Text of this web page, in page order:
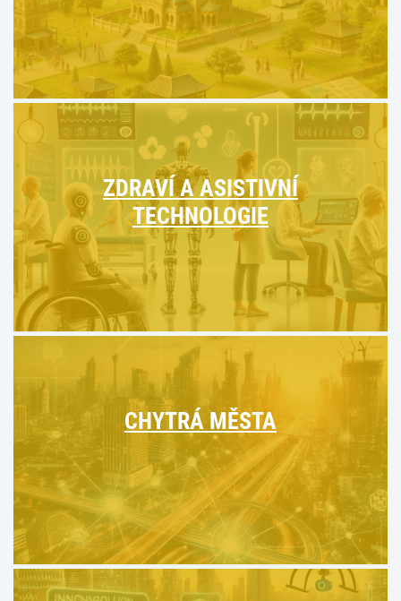
ZDRAVÍ A ASISTIVNÍ
TECHNOLOGIE
CHYTRÁ MĚSTA